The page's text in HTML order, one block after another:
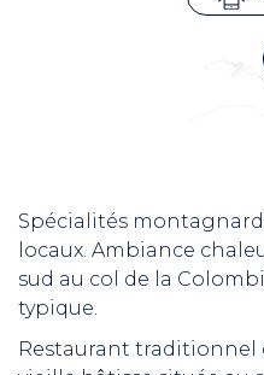
Spécialités
locaux. Ambiance
sud au col de la
typique.
Restaurant traditionnel